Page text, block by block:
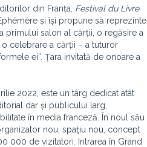
din Franța, Festival du Livre
și își propune să reprezinte
primului salon al cărții, o regăsire a
celebrare a cărții – a tuturor
ei“. Țara invitată de onoare a
2022, este un târg dedicat atât
dar și publicului larg,
în media franceză. În noul său
nou, spaţiu nou, concept
000 de vizitatori. Intrarea în Grand